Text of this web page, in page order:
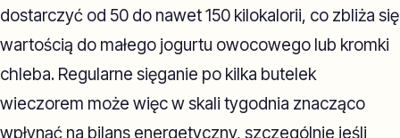
dostarczyć od 50 do nawet 150 kilokalorii, co zbliża się
wartością do małego jogurtu owocowego lub kromki
chleba. Regularne sięganie po kilka butelek
wieczorem może więc w skali tygodnia znacząco
wpłynąć na bilans energetyczny, szczególnie jeśli